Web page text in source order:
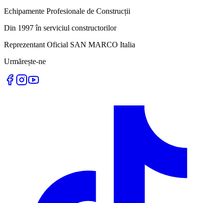
Echipamente Profesionale de Construcții
Din 1997 în serviciul constructorilor
Reprezentant Oficial SAN MARCO Italia
Urmărește-ne